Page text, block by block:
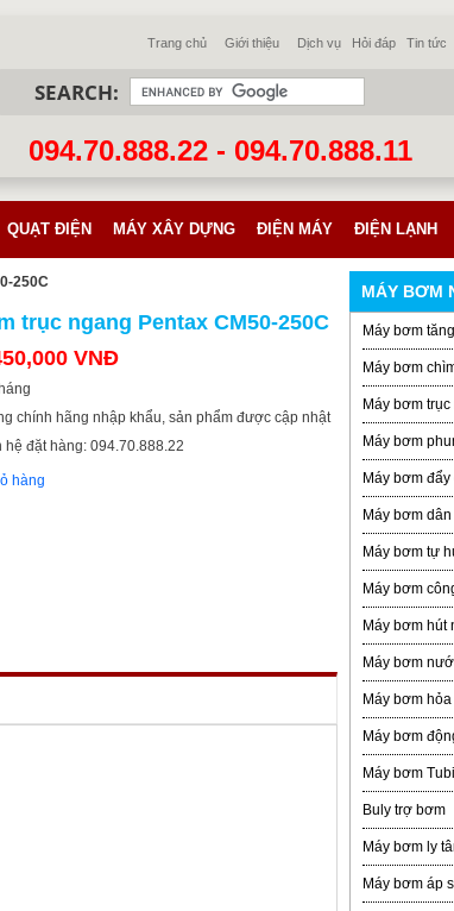
Trang chủ Giới thiệu Dịch vụ Hỏi đáp Tin tức
SEARCH:
094.70.888.22 - 094.70.888.11
QUẠT ĐIỆN MÁY XÂY DỰNG ĐIỆN MÁY ĐIỆN LẠNH
250C
trục ngang Pentax CM50-250C
VNĐ
chính hãng nhập khẩu, sản phẩm được cập nhật
hệ đặt hàng: 094.70.888.22
MÁY BƠM
Máy bơm
Máy bơm
Máy bơm
Máy bơm
Máy bơm đẩy
Máy bơm
Máy bơm tự
Máy bơm
Máy bơm hút
Máy bơm
Máy bơm hỏa
Máy bơm
Máy bơm
Buly trợ bơm
Máy bơm ly
Máy bơm áp